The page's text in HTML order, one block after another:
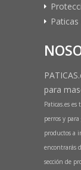
Paticas
para
Paticas.es
perros y
productos a
encontrarás
sección de